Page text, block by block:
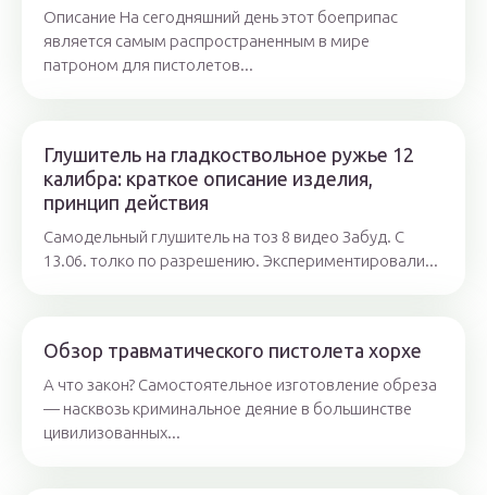
Описание На сегодняшний день этот боеприпас
является самым распространенным в мире
патроном для пистолетов...
Глушитель на гладкоствольное ружье 12
калибра: краткое описание изделия,
принцип действия
Самодельный глушитель на тоз 8 видео Забуд. С
13.06. толко по разрешению. Экспериментировали...
Обзор травматического пистолета хорхе
А что закон? Самостоятельное изготовление обреза
— насквозь криминальное деяние в большинстве
цивилизованных...